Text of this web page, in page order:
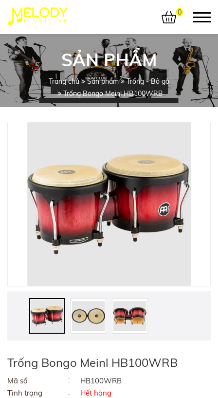
0
SẢN PHẨM
Trang chủ Sản phẩm
Trống - Bộ gõ
Trống Bongo Meinl HB100WRB
Trống Bongo Meinl HB100WRB
Mã số
HB100WRB
Tình trạng
Hết hàng